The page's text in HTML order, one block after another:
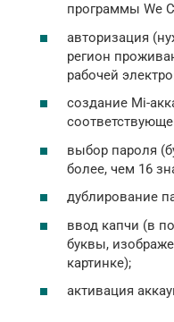
программы We
авторизация
регион
рабочей
создание Mi-
выбор пароля
более, чем 16
дублирование
ввод капчи (в
буквы,
картинке);
активация